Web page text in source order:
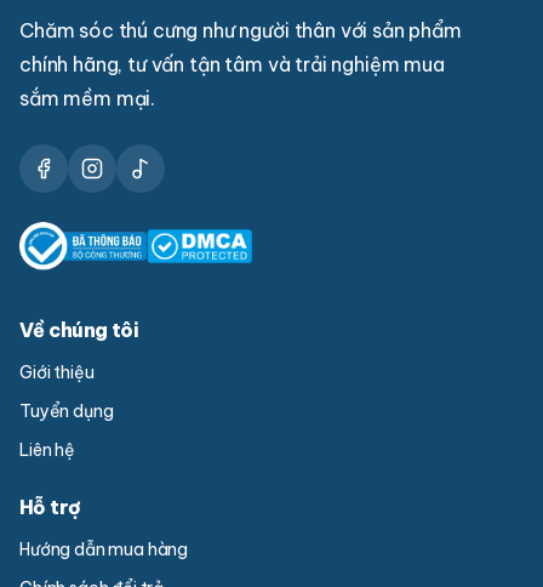
Chăm sóc thú cưng như người thân với sản phẩm
chính hãng, tư vấn tận tâm và trải nghiệm mua
sắm mềm mại.
Về chúng tôi
Giới thiệu
Tuyển dụng
Liên hệ
Hỗ trợ
Hướng dẫn mua hàng